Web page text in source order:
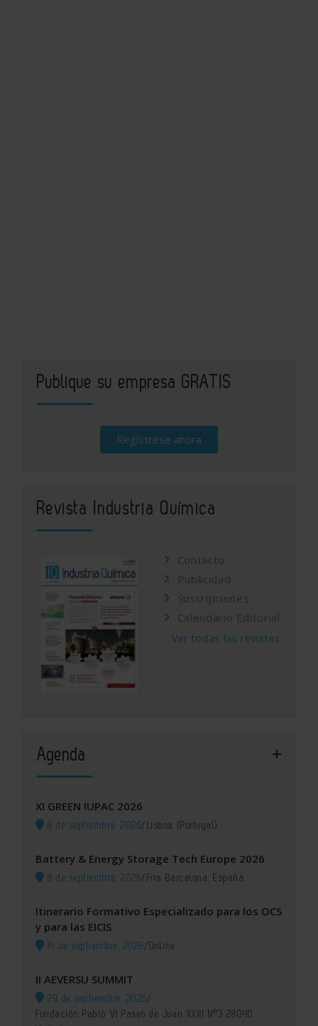
Publique su empresa GRATIS
Regístrese ahora
Revista Industria Química
Contacto
Publicidad
Suscripciones
Calendario Editorial
Ver todas las revistas
Agenda
XI GREEN IUPAC 2026
8 de septiembre, 2026/ Lisboa (Portugal)
Battery & Energy Storage Tech Europe 2026
8 de septiembre, 2026/ Fira Barcelona, España
Itinerario Formativo Especializado para los OCS
y para las EICIS
14 de septiembre, 2026/Online
II AEVERSU SUMMIT
29 de septiembre, 2026/
Fundación Pablo VI Paseo de Juan XXIII Nº3 28040